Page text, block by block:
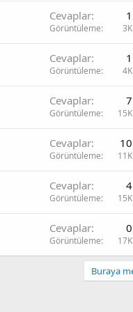
Cevaplar 1
Görüntüleme 3K
Cevaplar 1
Görüntüleme 4K
Cevaplar 7
Görüntüleme 15K
Cevaplar 10
Görüntüleme 11K
Cevaplar 4
Görüntüleme 15K
Cevaplar 0
Görüntüleme 17K
Buraya